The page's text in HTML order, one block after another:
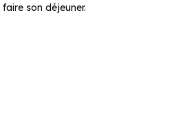
son déjeuner.